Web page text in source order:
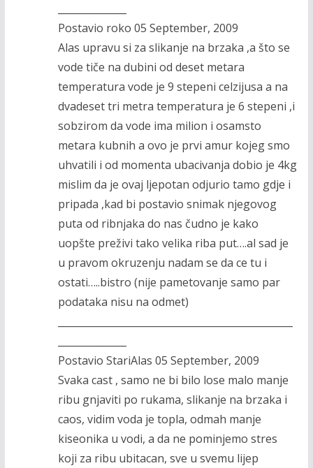
Postavio roko 05 September, 2009
Alas upravu si za slikanje na brzaka ,a što se
vode tiče na dubini od deset metara
temperatura vode je 9 stepeni celzijusa a na
dvadeset tri metra temperatura je 6 stepeni ,i
sobzirom da vode ima milion i osamsto
metara kubnih a ovo je prvi amur kojeg smo
uhvatili i od momenta ubacivanja dobio je 4kg
mislim da je ovaj ljepotan odjurio tamo gdje i
pripada ,kad bi postavio snimak njegovog
puta od ribnjaka do nas čudno je kako
uopšte preživi tako velika riba put….al sad je
u pravom okruzenju nadam se da ce tu i
ostati…..bistro (nije pametovanje samo par
podataka nisu na odmet)
Postavio StariAlas 05 September, 2009
Svaka cast , samo ne bi bilo lose malo manje
ribu gnjaviti po rukama, slikanje na brzaka i
caos, vidim voda je topla, odmah manje
kiseonika u vodi, a da ne pominjemo stres
koji za ribu ubitacan, sve u svemu lijep